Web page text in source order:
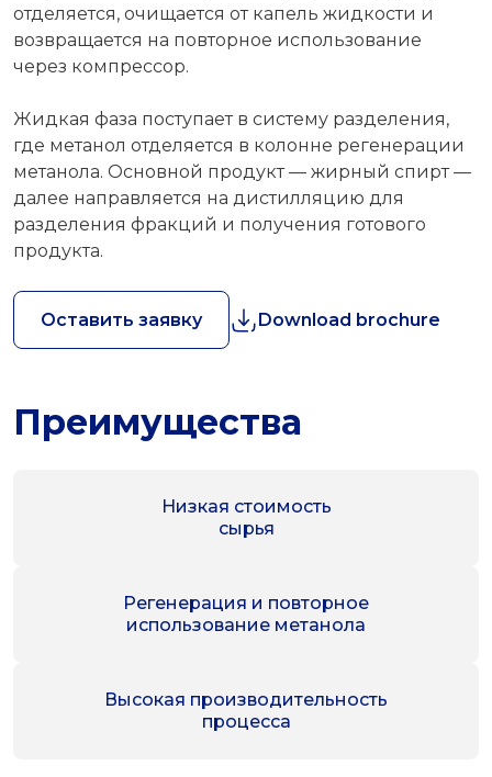
отделяется, очищается от капель жидкости и
возвращается на повторное использование
через компрессор.
Жидкая фаза поступает в систему разделения,
где метанол отделяется в колонне регенерации
метанола. Основной продукт — жирный спирт —
далее направляется на дистилляцию для
разделения фракций и получения готового
продукта.
Оставить заявку Download brochure
Преимущества
Низкая стоимость
сырья
Регенерация и повторное
использование метанола
Высокая производительность
процесса